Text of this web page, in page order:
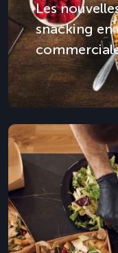
Les
snacking